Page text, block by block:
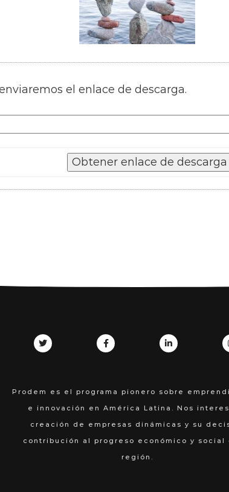
el enlace de descarga.
Prodem es el programa pionero sobre
e innovación en América Latina. Nos
creación de empresas dinámicas y su
contribución al progreso económico y social
región.